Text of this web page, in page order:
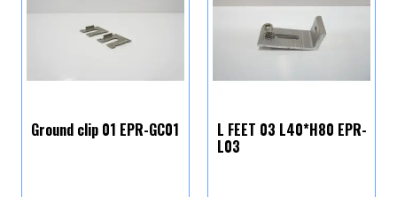
Ground clip 01 EPR-GC01 L FEET 03 L40*H80 EPR-
L03